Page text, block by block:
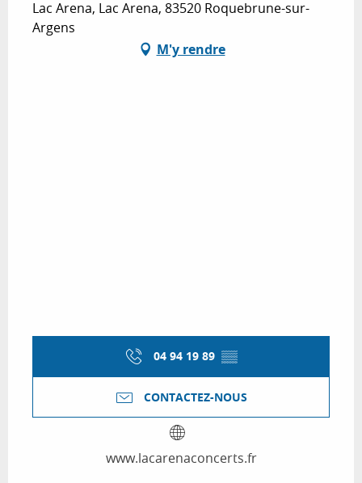
Lac Arena, Lac Arena, 83520 Roquebrune-sur-
Argens
M'y rendre
04 94 19 89 ▒▒
CONTACTEZ-NOUS
www.lacarenaconcerts.fr